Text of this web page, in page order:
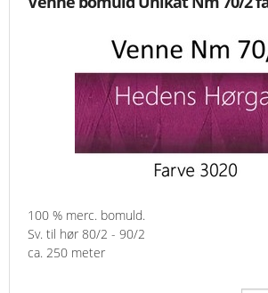
100 % merc. bomuld.
Sv. til hør 80/2 - 90/2
ca. 250 meter